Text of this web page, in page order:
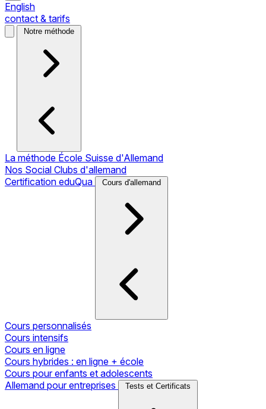
English
contact & tarifs
Notre méthode
La méthode École Suisse d'Allemand
Nos Social Clubs d'allemand
Certification eduQua
Cours d'allemand
Cours personnalisés
Cours intensifs
Cours en ligne
Cours hybrides : en ligne + école
Cours pour enfants et adolescents
Allemand pour entreprises
Tests et Certificats